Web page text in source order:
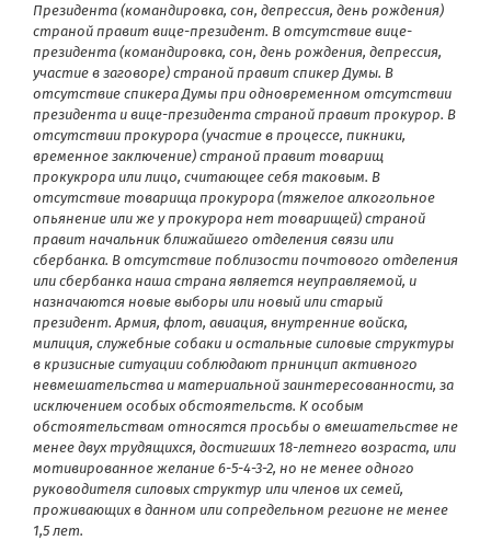
Президента (командировка, сон, депрессия, день рождения)
страной правит вице-президент. В отсутствие вице-
президента (командировка, сон, день рождения, депрессия,
участие в заговоре) страной правит спикер Думы. В
отсутствие спикера Думы при одновременном отсутствии
президента и вице-президента страной правит прокурор. В
отсутствии прокурора (участие в процессе, пикники,
временное заключение) страной правит товарищ
прокукрора или лицо, считающее себя таковым. В
отсутствие товарища прокурора (тяжелое алкогольное
опьянение или же у прокурора нет товарищей) страной
правит начальник ближайшего отделения связи или
сбербанка. В отсутствие поблизости почтового отделения
или сбербанка наша страна является неуправляемой, и
назначаются новые выборы или новый или старый
президент. Армия, флот, авиация, внутренние войска,
милиция, служебные собаки и остальные силовые структуры
в кризисные ситуации соблюдают прнинцип активного
невмешательства и материальной заинтересованности, за
исключением особых обстоятельств. К особым
обстоятельствам относятся просьбы о вмешательстве не
менее двух трудящихся, достигших 18-летнего возраста, или
мотивированное желание 6-5-4-3-2, но не менее одного
руководителя силовых структур или членов их семей,
проживающих в данном или сопредельном регионе не менее
1,5 лет.